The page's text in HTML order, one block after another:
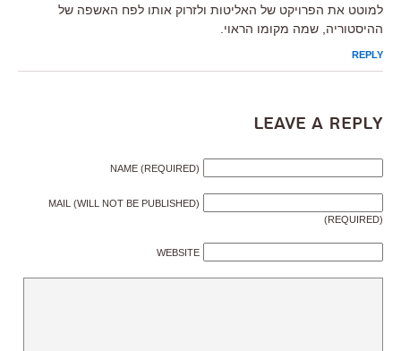
למוטט את הפרויקט של האליטות ולזרוק אותו לפח האשפה של
ההיסטוריה, שמה מקומו הראוי.
REPLY
Leave a Reply
NAME (REQUIRED)
MAIL (WILL NOT BE PUBLISHED)
(REQUIRED)
WEBSITE